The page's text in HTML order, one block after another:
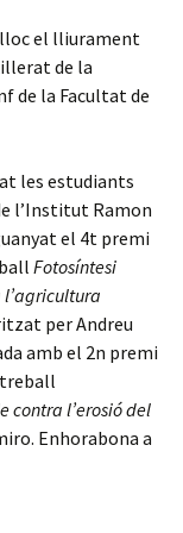
el lliurament
de la
de la Facultat de
les estudiants
l’Institut Ramon
el 4t premi
Fotosíntesi
per Andreu
amb el 2n premi
treball
contra l’erosió del
Enhorabona a